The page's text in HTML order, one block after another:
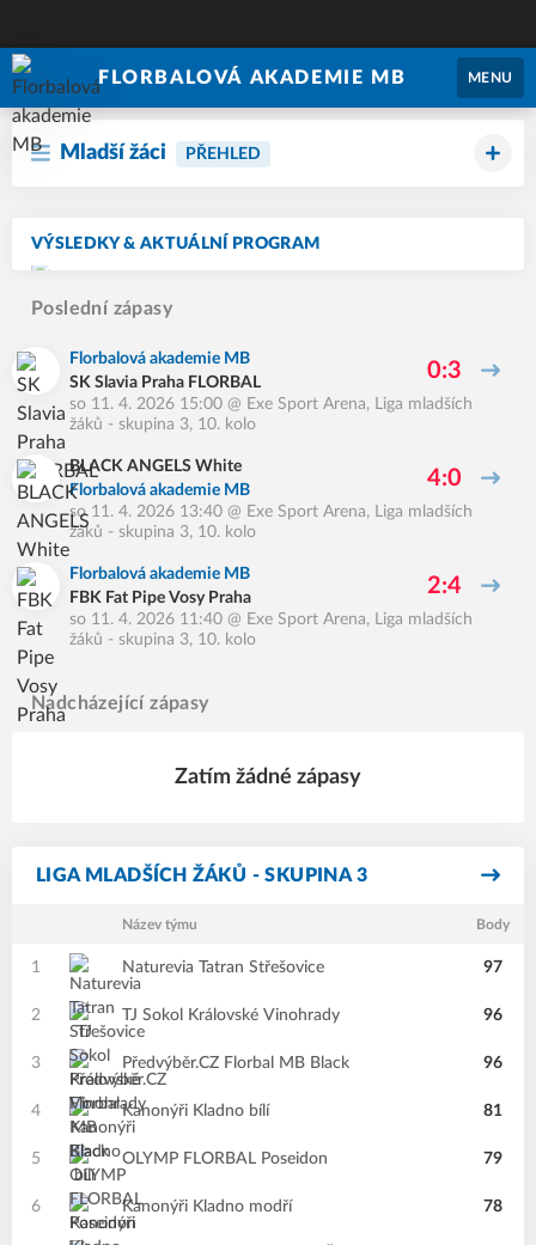
FLORBALOVÁ AKADEMIE MB MENU
Mladší žáci PŘEHLED
VÝSLEDKY & AKTUÁLNÍ PROGRAM
Poslední zápasy
Florbalová akademie MB
SK Slavia Praha FLORBAL
0:3
so 11. 4. 2026 15:00 @ Exe Sport Arena, Liga mladších
žáků - skupina 3, 10. kolo
BLACK ANGELS White
Florbalová akademie MB
4:0
so 11. 4. 2026 13:40 @ Exe Sport Arena, Liga mladších
žáků - skupina 3, 10. kolo
Florbalová akademie MB
FBK Fat Pipe Vosy Praha
2:4
so 11. 4. 2026 11:40 @ Exe Sport Arena, Liga mladších
žáků - skupina 3, 10. kolo
Nadcházející zápasy
Zatím žádné zápasy
LIGA MLADŠÍCH ŽÁKŮ - SKUPINA 3
Název týmu Body
1 Naturevia Tatran Střešovice 97
2 TJ Sokol Královské Vinohrady 96
3 Předvýběr.CZ Florbal MB Black 96
4 Kanonýři Kladno bílí 81
5 OLYMP FLORBAL Poseidon 79
6 Kanonýři Kladno modří 78